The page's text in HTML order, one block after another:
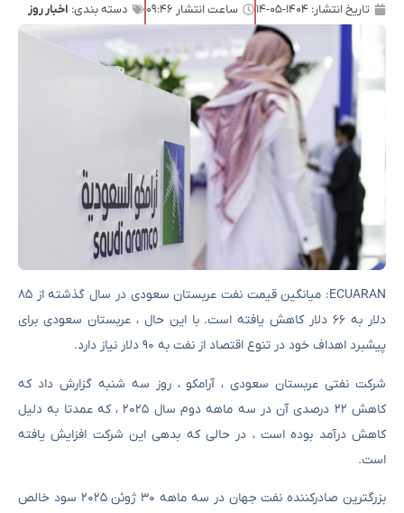
تاریخ انتشار: ۱۴۰۴-۰۵-۱۴ ساعت انتشار ۰۹:۴۶ دسته بندی: اخبار روز
ECUARAN: میانگین قیمت نفت عربستان سعودی در سال گذشته از ۸۵
دلار به ۶۶ دلار کاهش یافته است. با این حال ، عربستان سعودی برای
پیشبرد اهداف خود در تنوع اقتصاد از نفت به ۹۰ دلار نیاز دارد.
شرکت نفتی عربستان سعودی ، آرامکو ، روز سه شنبه گزارش داد که
کاهش ۲۲ درصدی آن در سه ماهه دوم سال ۲۰۲۵ ، که عمدتا به دلیل
کاهش درآمد بوده است ، در حالی که بدهی این شرکت افزایش یافته
است.
بزرگترین صادرکننده نفت جهان در سه ماهه ۳۰ ژوئن ۲۰۲۵ سود خالص